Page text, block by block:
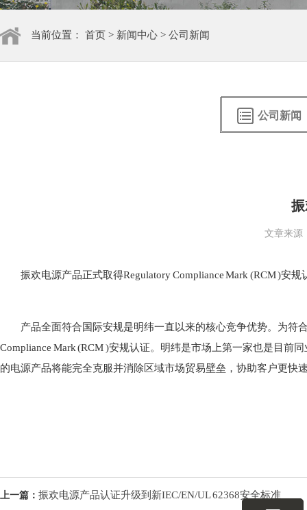
当前位置： 首页 > 新闻中心 > 公司新闻
公司新闻
文章来源
振欢电源产品正式取得Regulatory Compliance Mark (RCM )安规
产品全面符合国际安规是明纬一直以来的核心竞争优势。为符
Compliance Mark (RCM )安规认证。明纬是市场上第一家也是目前
的电源产品将能完全克服并消除区域市场贸易壁垒，协助客户更快
上一篇： 振欢电源产品认证升级到新IEC/EN/UL 62368安全标准